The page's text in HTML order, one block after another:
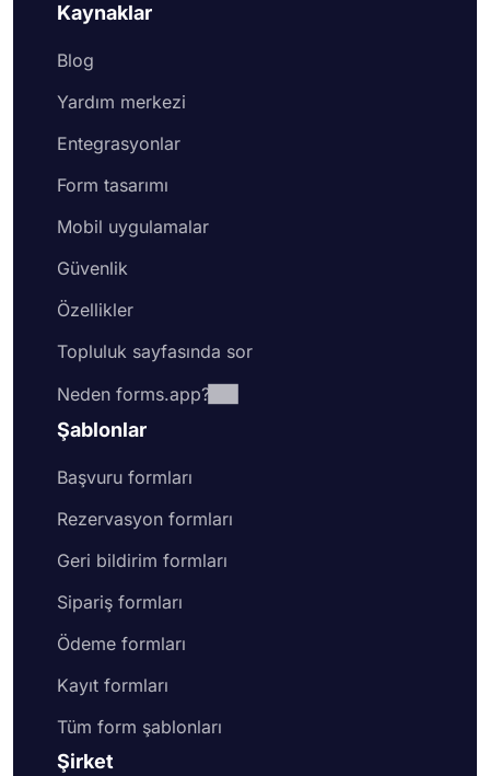
Kaynaklar
Blog
Yardım merkezi
Entegrasyonlar
Form tasarımı
Mobil uygulamalar
Güvenlik
Özellikler
Topluluk sayfasında sor
Neden forms.app?
Şablonlar
Başvuru formları
Rezervasyon formları
Geri bildirim formları
Sipariş formları
Ödeme formları
Kayıt formları
Tüm form şablonları
Şirket